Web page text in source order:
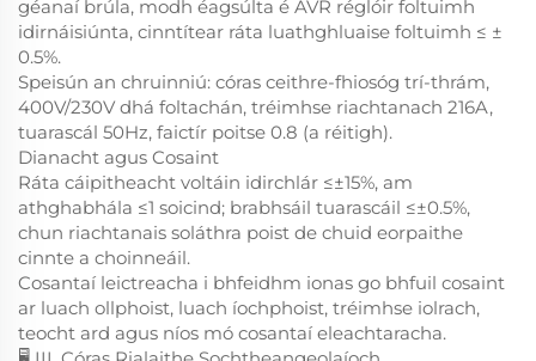
géanaí brúla, modh éagsúlta é AVR réglóir foltuimh
idirnáisiúnta, cinntítear ráta luathghluaise foltuimh ≤ ±
0.5%.
Speisún an chruinniú: córas ceithre-fhiosóg trí-thrám,
400V/230V dhá foltachán, tréimhse riachtanach 216A,
tuarascál 50Hz, faictír poitse 0.8 (a réitigh).
Dianacht agus Cosaint
Ráta cáipitheacht voltáin idirchlár ≤±15%, am
athghabhála ≤1 soicind; brabhsáil tuarascáil ≤±0.5%,
chun riachtanais soláthra poist de chuid eorpaithe
cinnte a choinneáil.
Cosantaí leictreacha i bhfeidhm ionas go bhfuil cosaint
ar luach ollphoist, luach íochphoist, tréimhse iolrach,
teocht ard agus níos mó cosantaí eleachtaracha.